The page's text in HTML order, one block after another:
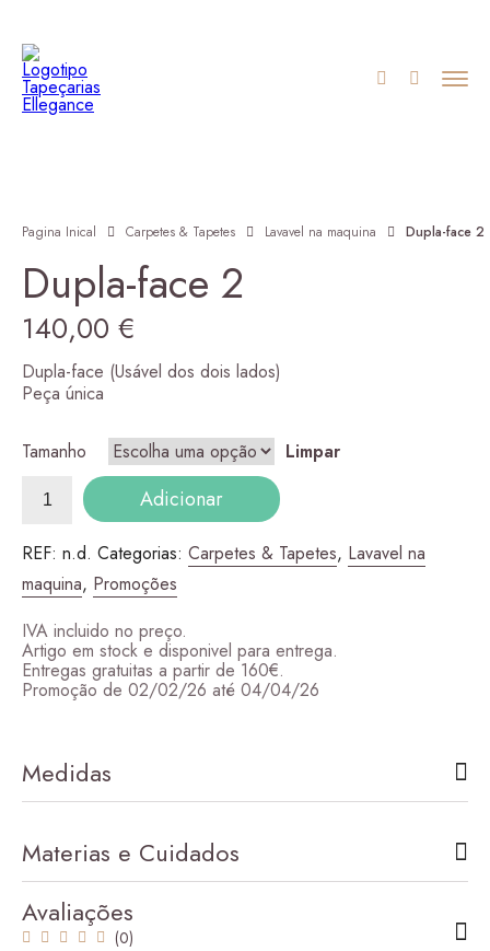
Pagina Inical Carpetes & Tapetes Lavavel na maquina Dupla-face 2
Dupla-face 2
140,00 €
Dupla-face (Usável dos dois lados)
Peça única
Tamanho
Limpar
Quantidade
2
Adicionar
REF: n.d. Categorias: Carpetes & Tapetes, Lavavel na
maquina, Promoções
IVA incluido no preço.
Artigo em stock e disponivel para entrega.
Entregas gratuitas a partir de 160€.
Promoção de 02/02/26 até 04/04/26
Medidas
Materias e Cuidados
Avaliações
(0)